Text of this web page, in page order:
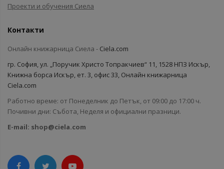
Проекти и обучения Сиела
Контакти
Онлайн книжарница Сиела - Ciela.com
гр. София, ул. „Поручик Христо Топракчиев“ 11, 1528 НПЗ Искър,
Книжна борса Искър, ет. 3, офис 33, Онлайн книжарница
Ciela.com
Работно време: от Понеделник до Петък, от 09:00 до 17:00 ч.
Почивни дни: Събота, Неделя и официални празници.
E-mail: shop@ciela.com